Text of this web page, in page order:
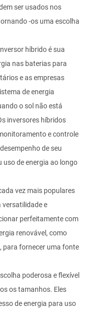
ser usados nos
-os uma escolha
híbrido é sua
nas baterias para
e as empresas
de energia
o sol não está
inversores híbridos
e controle
de seu
uso de energia ao longo
vez mais populares
versatilidade e
perfeitamente com
renovável, como
para fornecer uma fonte
poderosa e flexível
os tamanhos. Eles
de energia para uso